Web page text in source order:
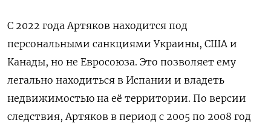
С 2022 года Артяков находится под
персональными санкциями Украины, США и
Канады, но не Евросоюза. Это позволяет ему
легально находиться в Испании и владеть
недвижимостью на её территории. По версии
следствия, Артяков в период с 2005 по 2008 год